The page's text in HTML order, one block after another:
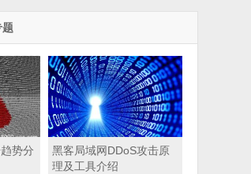
势分
黑客局域网DDoS攻击原
理及工具介绍